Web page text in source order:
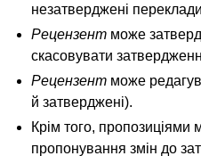
незатверджені
Рецензент може
скасовувати
Рецензент може
й затверджені).
Крім того, пропозиціями
пропонування змін до